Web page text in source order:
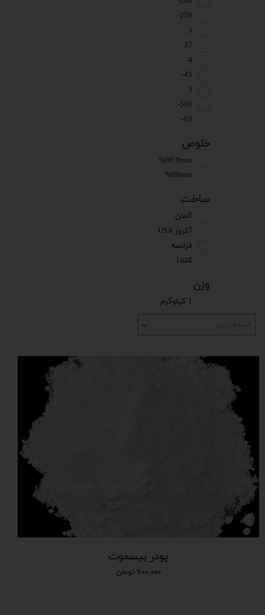
250-
3
37
4-
45-
5
500-
63-
خلوص
%99.9min
%99min
ساخت
آلمان
آکروز USA
فرانسه
کانادا
وزن
1 کیلوگرم
مرتبط‌ترین
پودر بیسموت
۷۰۰,۰۰۰ تومان